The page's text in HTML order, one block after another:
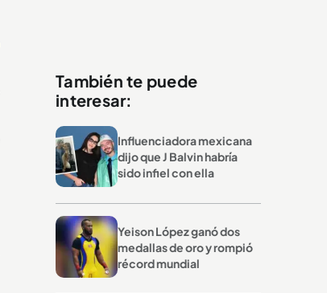
También te puede
interesar:
Influenciadora mexicana
dijo que J Balvin habría
sido infiel con ella
Yeison López ganó dos
medallas de oro y rompió
récord mundial